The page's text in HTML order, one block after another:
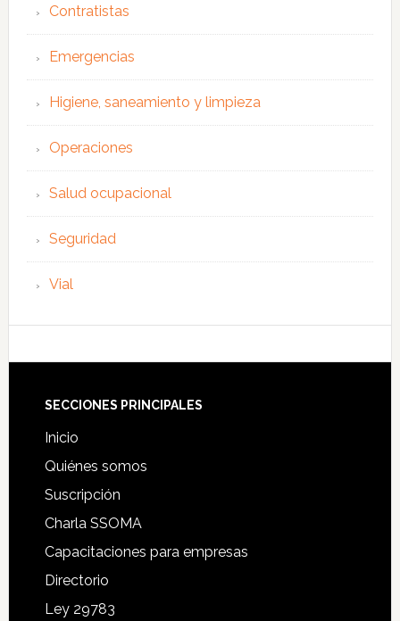
Contratistas
Emergencias
Higiene, saneamiento y limpieza
Operaciones
Salud ocupacional
Seguridad
Vial
Footer
SECCIONES PRINCIPALES
Inicio
Quiénes somos
Suscripción
Charla SSOMA
Capacitaciones para empresas
Directorio
Ley 29783